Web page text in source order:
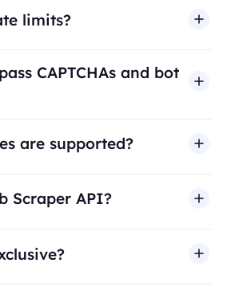
limits?
CAPTCHAs and bot
are supported?
Scraper API?